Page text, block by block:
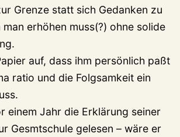
Grenze statt sich Gedanken zu
erhöhen muss(?) ohne solide
auf, dass ihm persönlich paßt
ratio und die Folgsamkeit ein
einem Jahr die Erklärung seiner
Gesmtschule gelesen – wäre er